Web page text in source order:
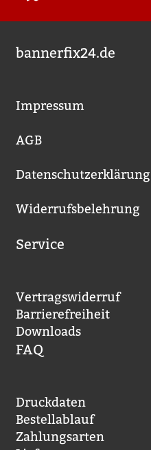
bannerfix24.de
Impressum
AGB
Datenschutzerklärung
Widerrufsbelehrung
Service
Vertragswiderruf
Barrierefreiheit
Downloads
FAQ
Druckdaten
Bestellablauf
Zahlungsarten